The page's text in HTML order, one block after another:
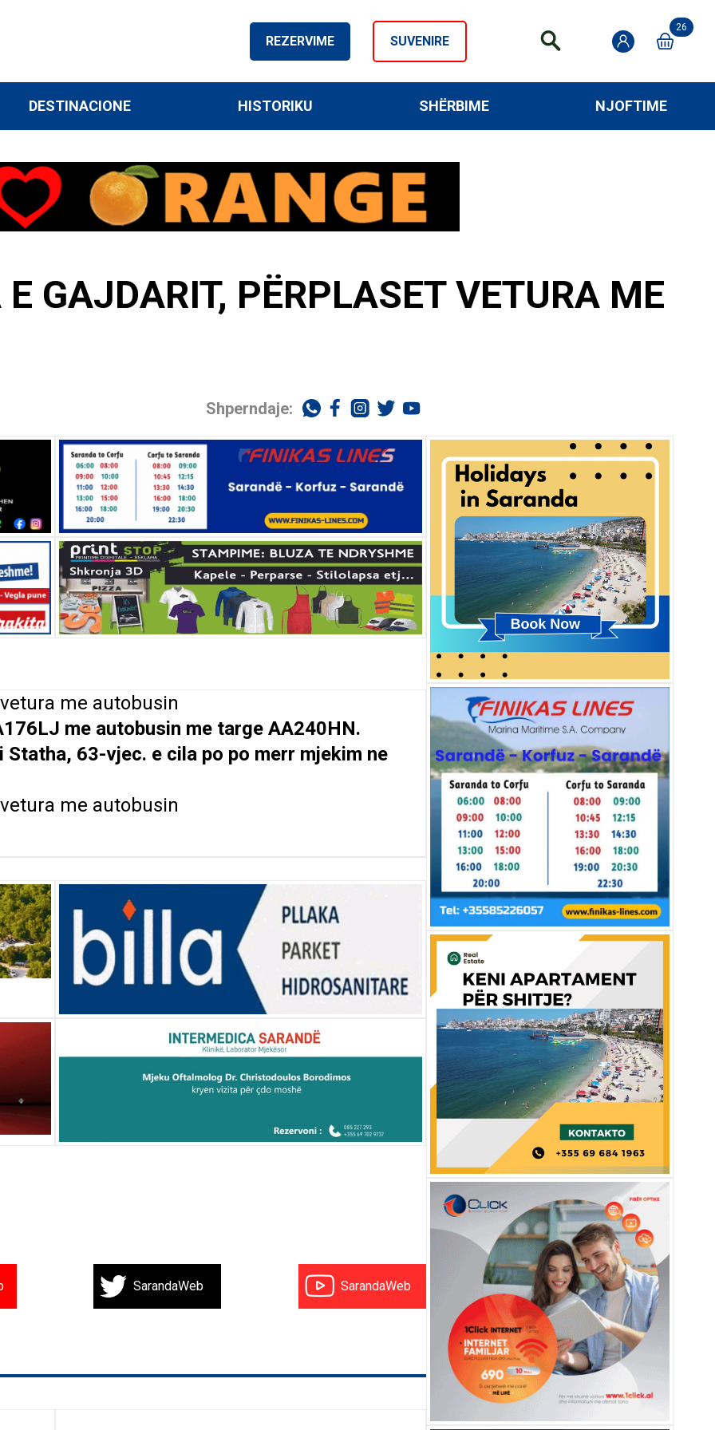
REZERVIME SUVENIRE
26
DESTINACIONE HISTORIKU SHËRBIME NJOFTIME
GAJDARIT, PËRPLASET VETURA ME
Shperndaje:
me autobusin
me autobusin me targe AA240HN.
63-vjec. e cila po po merr mjekim ne
me autobusin
SarandaWeb SarandaWeb